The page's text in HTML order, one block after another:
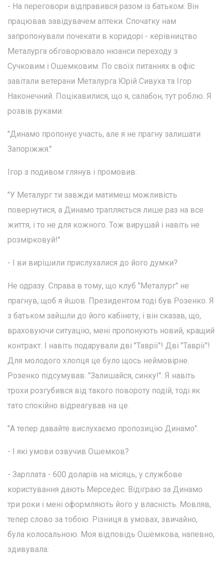
- На переговори відправився разом із батьком. Він
працював завідувачем аптеки. Спочатку нам
запропонували почекати в коридорі - керівництво
Металурга обговорювало нюанси переходу з
Сучковим і Ошемковим. По своїх питаннях в офіс
завітали ветерани Металурга Юрій Сивуха та Ігор
Наконечний. Поцікавилися, що я, салабон, тут роблю. Я
розвів руками:
"Динамо пропонує участь, але я не прагну залишати
Запоріжжя."
Ігор з подивом глянув і промовив:
"У Металург ти завжди матимеш можливість
повернутися, а Динамо трапляється лише раз на все
життя, і то не для кожного. Тож вирушай і навіть не
розмірковуй!"
- І ви вирішили прислухалися до його думки?
Не одразу. Справа в тому, що клуб "Металург" не
прагнув, щоб я йшов. Президентом тоді був Розенко. Я
з батьком зайшли до його кабінету, і він сказав, що,
враховуючи ситуацію, мені пропонують новий, кращий
контракт. І навіть подарували дві "Таврії"! Дві "Таврії"!
Для молодого хлопця це було щось неймовірне.
Розенко підсумував: "Залишайся, синку!". Я навіть
трохи розгубився від такого повороту подій, тоді як
тато спокійно відреагував на це.
"А тепер давайте вислухаємо пропозицію Динамо".
- І які умови озвучив Ошемков?
- Зарплата - 600 доларів на місяць, у службове
користування дають Мерседес. Відіграю за Динамо
три роки і мені оформляють його у власність. Мовляв,
тепер слово за тобою. Різниця в умовах, звичайно,
була колосальною. Моя відповідь Ошемкова, напевно,
здивувала: